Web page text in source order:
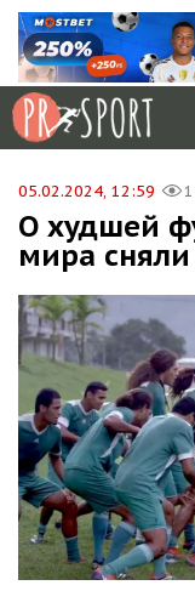
05.02.2024, 12:59
О худшей
мира